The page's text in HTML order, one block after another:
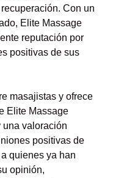
Con un
Elite Massage
reputación por
positivas de sus
masajistas y ofrece
Elite Massage
una valoración
positivas de
quienes ya han
opinión,